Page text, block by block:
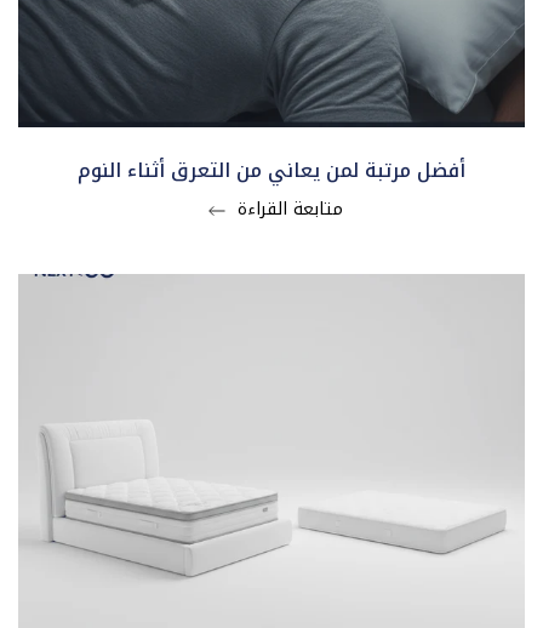
أفضل مرتبة لمن يعاني من التعرق أثناء النوم
متابعة القراءة